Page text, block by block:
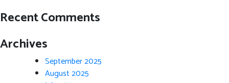
Recent Comments
Archives
September 2025
August 2025